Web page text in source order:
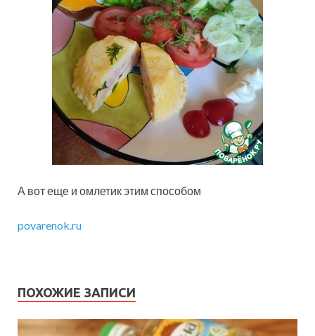
А вот еще и омлетик этим способом
povarenok.ru
ПОХОЖИЕ ЗАПИСИ